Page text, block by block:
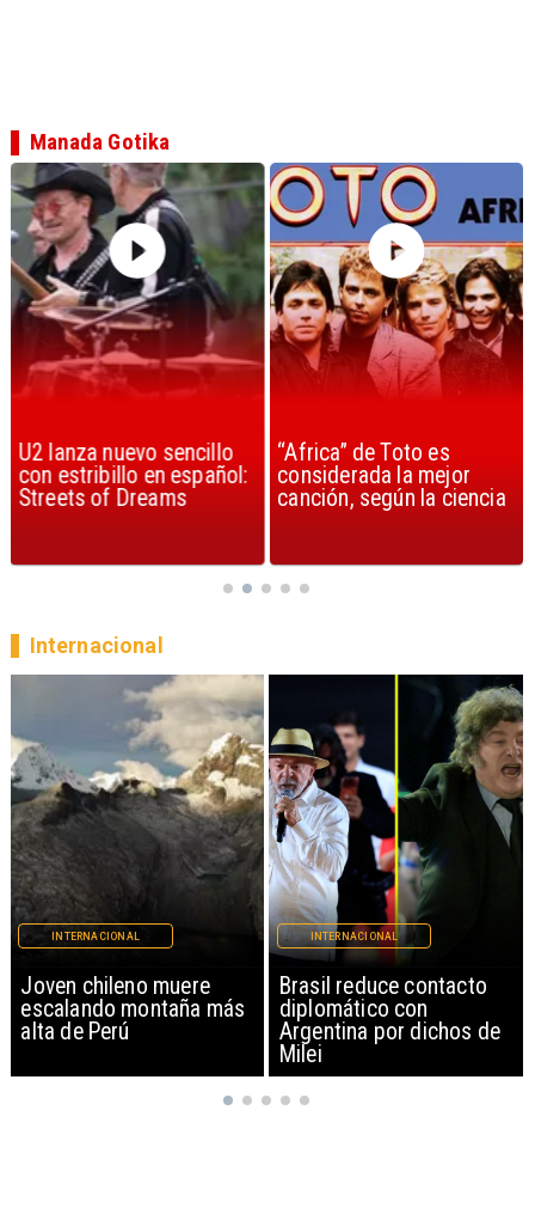
U2 lanza nuevo sencillo
con estribillo en español:
Streets of Dreams
“Africa” de Toto es
considerada la mejor
canción, según la ciencia
Manada Gotika
Brasil reduce contacto
diplomático con
Argentina por dichos de
INTERNACIONAL
China restringe
exportación de drones a
EEUU y sanciona
empresas
INTERNACIONAL
Internacional